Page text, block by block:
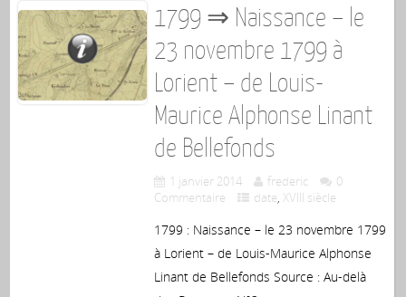
1799 ⇒ Naissance – le
23 novembre 1799 à
Lorient – de Louis-
Maurice Alphonse Linant
de Bellefonds
1 janvier 2014 frederic
0
Commentaire
date,XVIII siècle
1799 : Naissance – le 23 novembre 1799
à Lorient – de Louis-Maurice Alphonse
Linant de Bellefonds Source : Au-delà